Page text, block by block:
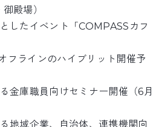
殿場）
したイベント「COMPASSカフ
ラインのハイブリット開催予
金庫職員向けセミナー開催（6月
地域企業、自治体、連携機関向